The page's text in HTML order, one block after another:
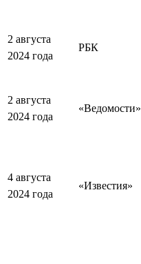
2 августа
2024 года
РБК
2 августа
2024 года
«Ведомости»
4 августа
2024 года
«Известия»